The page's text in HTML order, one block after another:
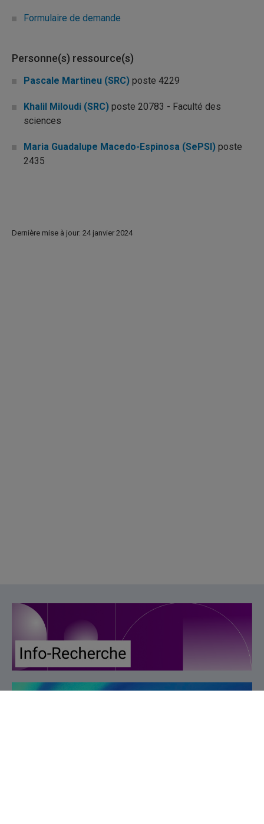
Formulaire de demande
Personne(s) ressource(s)
Pascale Martineu (SRC) poste 4229
Khalil Miloudi (SRC) poste 20783 - Faculté des
sciences
Maria Guadalupe Macedo-Espinosa (SePSI) poste
2435
Dernière mise à jour: 24 janvier 2024